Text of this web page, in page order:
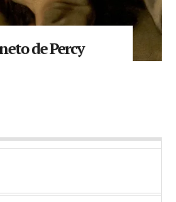
de Percy